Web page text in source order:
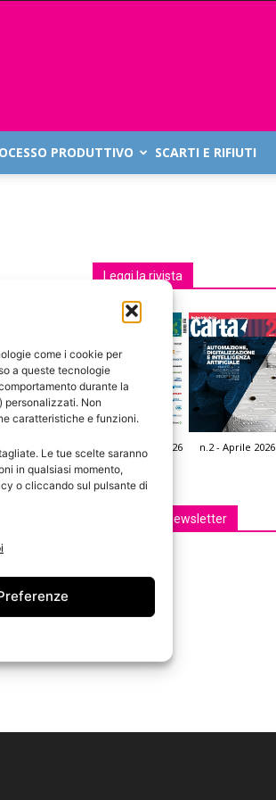
come i cookie per
a queste tecnologie
durante la
personalizzati. Non
caratteristiche e funzioni.
Le tue scelte saranno
in qualsiasi momento,
o cliccando sul pulsante di
PRODUTTIVO SCARTI E RIFIUTI
Leggi la rivista
n.3 - Giugno 2026 n.2 - Aprile 2026
Edicola Web
Iscriviti alla newsletter